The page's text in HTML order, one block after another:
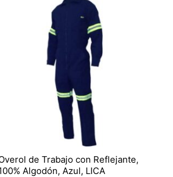
de Trabajo con Reflejante,
Algodón, Azul, LICA